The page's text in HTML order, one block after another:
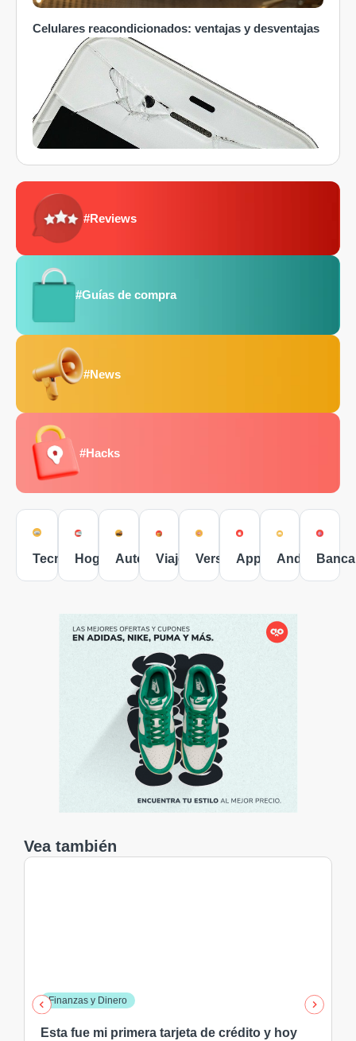
Celulares reacondicionados: ventajas y desventajas
#Reviews
#Guías de compra
#News
#Hacks
Tecnología
Hogar Autos Viajes VersusApple AndroidBanca
Vea también
Finanzas y Dinero
Esta fue mi primera tarjeta de crédito y hoy